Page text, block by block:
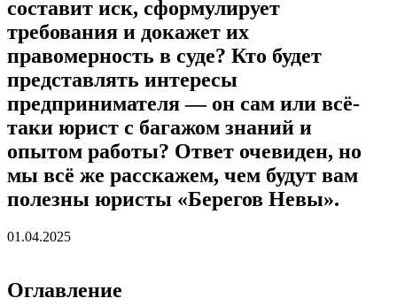
составит иск, сформулирует
требования и докажет их
правомерность в суде? Кто будет
представлять интересы
предпринимателя — он сам или всё-
таки юрист с багажом знаний и
опытом работы? Ответ очевиден, но
мы всё же расскажем, чем будут вам
полезны юристы «Берегов Невы».
01.04.2025
Оглавление